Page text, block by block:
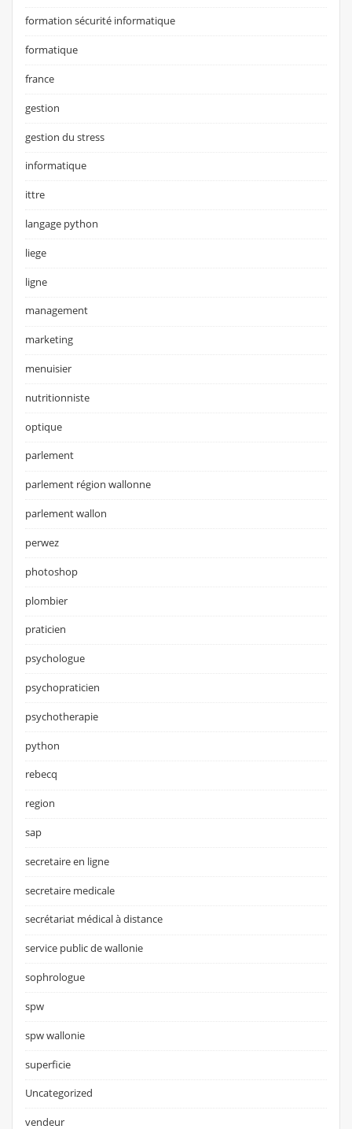
formation sécurité informatique
formatique
france
gestion
gestion du stress
informatique
ittre
langage python
liege
ligne
management
marketing
menuisier
nutritionniste
optique
parlement
parlement région wallonne
parlement wallon
perwez
photoshop
plombier
praticien
psychologue
psychopraticien
psychotherapie
python
rebecq
region
sap
secretaire en ligne
secretaire medicale
secrétariat médical à distance
service public de wallonie
sophrologue
spw
spw wallonie
superficie
Uncategorized
vendeur